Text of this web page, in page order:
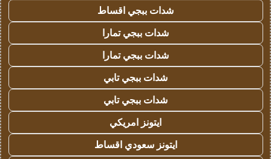
شدات ببجي اقساط
شدات ببجي تمارا
شدات ببجي تمارا
شدات ببجي تابي
شدات ببجي تابي
ايتونز امريكي
ايتونز سعودي اقساط